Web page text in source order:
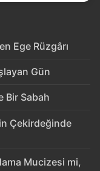
Ege Rüzgârı
Gün
Bir Sabah
Çekirdeğinde
Mucizesi mi,